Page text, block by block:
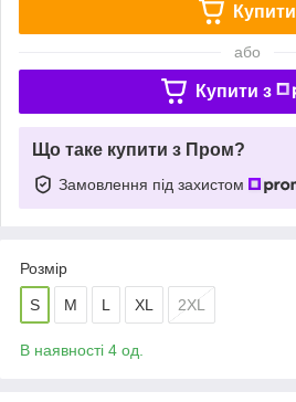
Купити
або
Купити з
Що таке купити з Пром?
Замовлення під захистом
Розмір
S M L XL 2XL
В наявності 4 од.